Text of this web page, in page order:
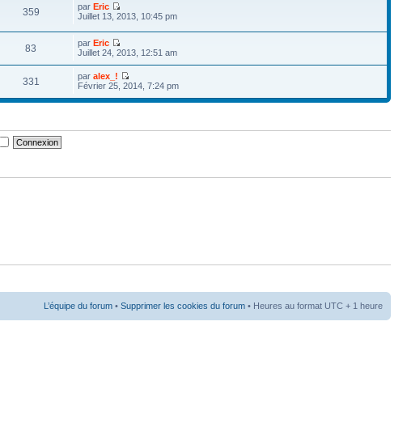
359 parEric
Juillet 13, 2013, 10:45 pm
83 parEric
Juillet 24, 2013, 12:51 am
331 paralex_!
Février 25, 2014, 7:24 pm
L’équipe du forum • Supprimer les cookies du forum • Heures au format UTC + 1 heure